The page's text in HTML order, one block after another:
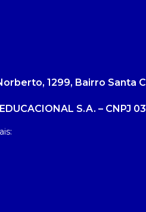
1299, Bairro Santa
S.A. – CNPJ